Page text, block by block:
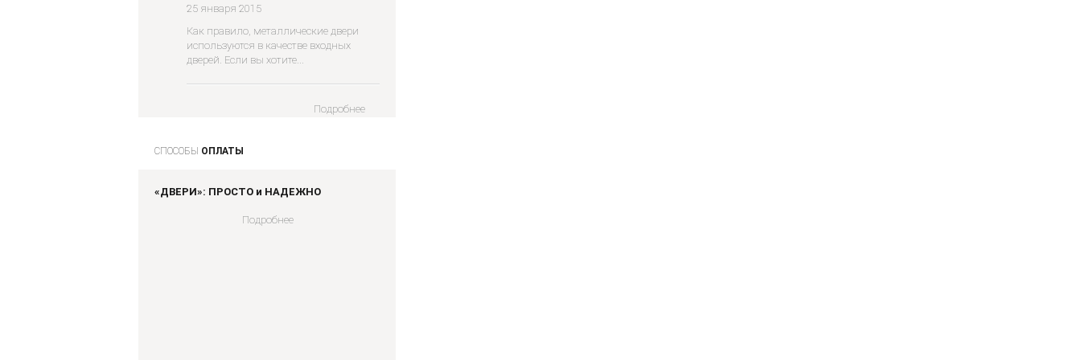
25 января 2015
Как правило, металлические двери
используются в качестве входных
дверей. Если вы хотите...
Подробнее
СПОСОБЫ ОПЛАТЫ
«ДВЕРИ»: ПРОСТО и НАДЕЖНО
Подробнее